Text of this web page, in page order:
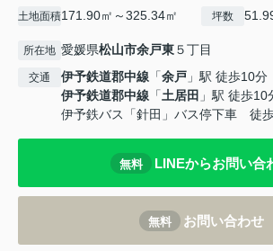
土地面積171.90㎡～325.34㎡ 坪数
所在地 愛媛県松山市余戸東５丁目
交通 伊予鉄道郡中線 「余戸 」駅 徒歩10分
伊予鉄道郡中線 「土居田 」駅 徒歩10
伊予鉄バス「針田」バス停下車 徒
無料 LINEからお問い合
無料 お問い合わせ